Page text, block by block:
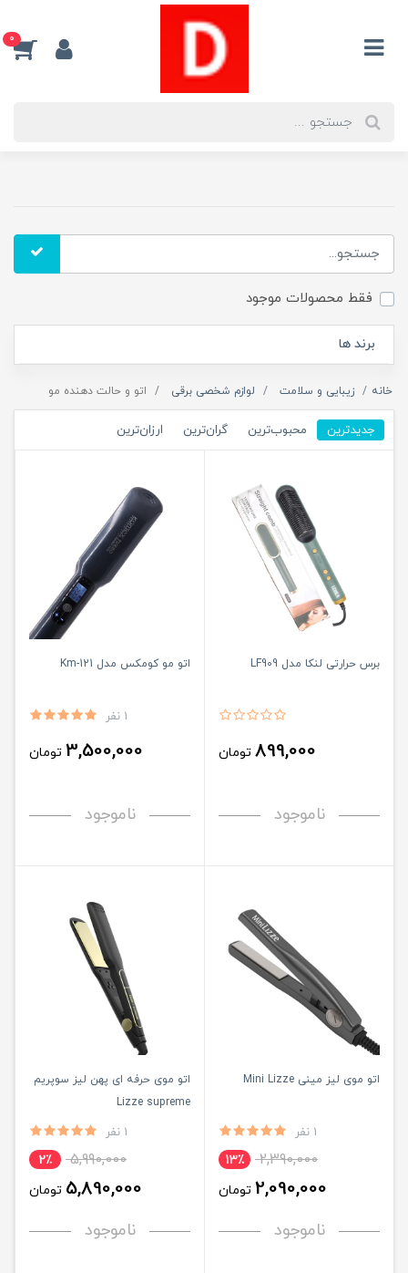
0
فقط محصولات موجود
برند ها
خانه زیبایی و سلامت لوازم شخصی برقی اتو و حالت دهنده مو
جدیدترین محبوب‌ترین گران‌ترین ارزان‌ترین
برس حرارتی لنکا مدل LF909
899,000 تومان
ناموجود
اتو مو کومکس مدل Km-121
1 نفر
3,500,000 تومان
ناموجود
اتو موی لیز مینی Mini Lizze
1 نفر
2,390,000 13٪
2,090,000 تومان
ناموجود
اتو موی حرفه ای پهن لیز سوپریم
Lizze supreme
1 نفر
5,990,000 2٪
5,890,000 تومان
ناموجود